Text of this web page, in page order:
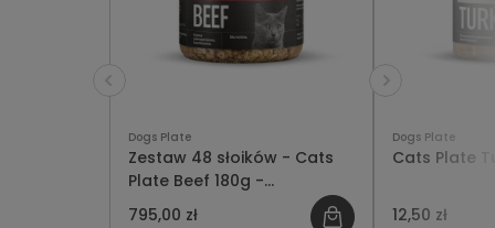
Dogs Plate
Zestaw 48 słoików - Cats
Plate Beef 180g -
oszczędzasz 141 PLN
795,00 zł
Dogs Plate
Cats Plate
12,50 zł